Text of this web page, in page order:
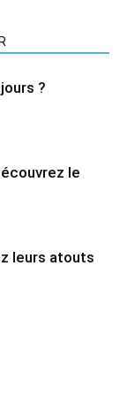
?
le
leurs atouts